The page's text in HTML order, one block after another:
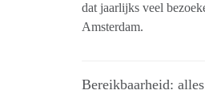
dat jaarlijks veel
Amsterdam.
Bereikbaarheid: